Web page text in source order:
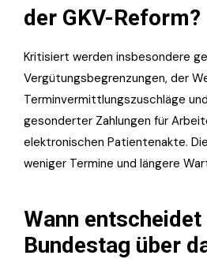
der GKV-Reform?
Kritisiert werden insbesondere
Vergütungsbegrenzungen, der
Terminvermittlungszuschläge
gesonderter Zahlungen für
elektronischen Patientenakte.
weniger Termine und längere
Wann
Bundestag über